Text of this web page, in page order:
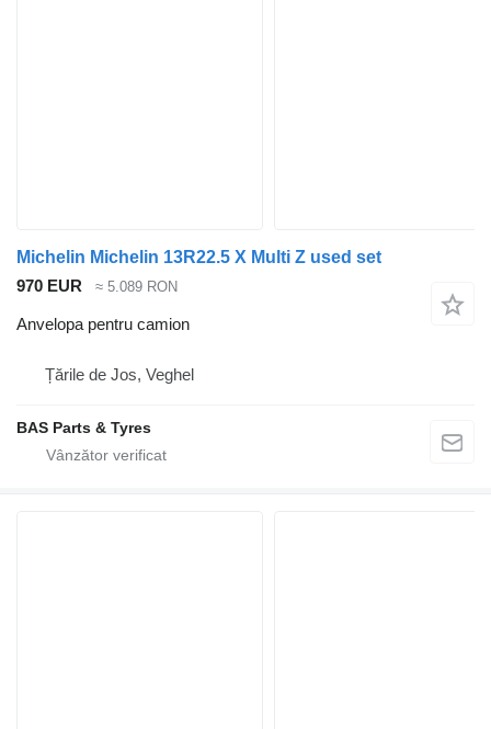
Michelin Michelin 13R22.5 X Multi Z used set
970 EUR
≈ 5.089 RON
Anvelopa pentru camion
Țările de Jos, Veghel
BAS Parts & Tyres